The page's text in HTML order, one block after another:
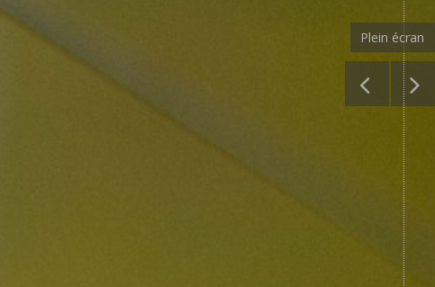
Plein écran